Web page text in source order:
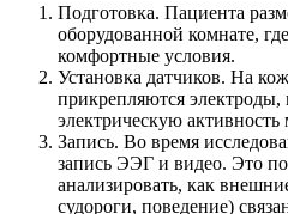
Подготовка. Пациента
оборудованной комнате,
комфортные условия.
Установка датчиков. На
прикрепляются
электрическую активность
Запись. Во время
запись ЭЭГ и видео. Это
анализировать, как
судороги, поведение)